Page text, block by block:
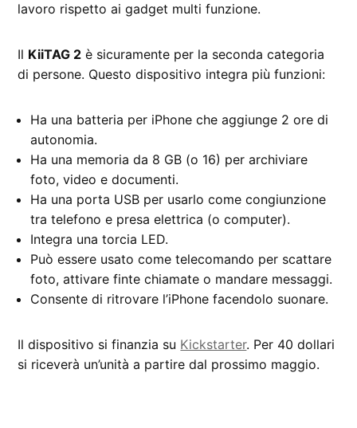
lavoro rispetto ai gadget multi funzione.
Il KiiTAG 2 è sicuramente per la seconda categoria
di persone. Questo dispositivo integra più funzioni:
Ha una batteria per iPhone che aggiunge 2 ore di
autonomia.
Ha una memoria da 8 GB (o 16) per archiviare
foto, video e documenti.
Ha una porta USB per usarlo come congiunzione
tra telefono e presa elettrica (o computer).
Integra una torcia LED.
Può essere usato come telecomando per scattare
foto, attivare finte chiamate o mandare messaggi.
Consente di ritrovare l’iPhone facendolo suonare.
Il dispositivo si finanzia su Kickstarter. Per 40 dollari
si riceverà un’unità a partire dal prossimo maggio.